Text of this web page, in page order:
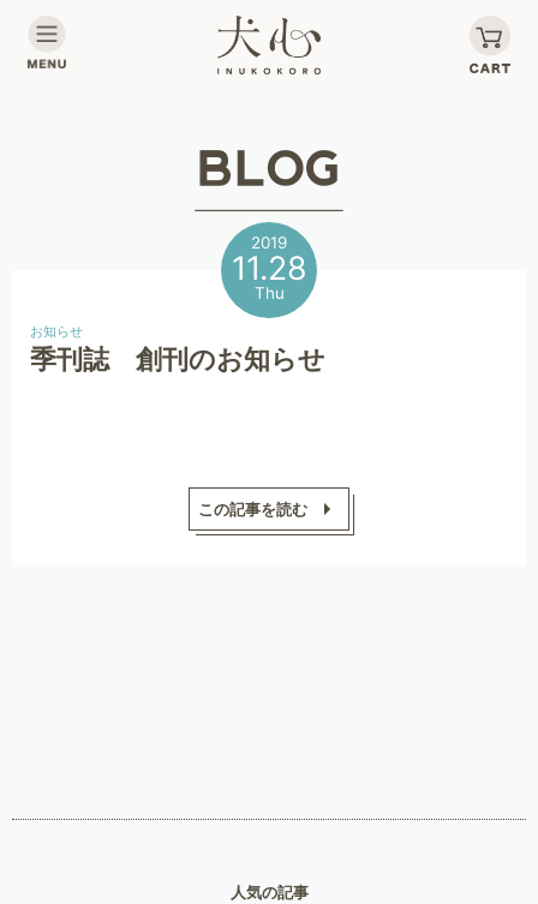
2019
11.28
Thu
お知らせ
季刊誌 創刊のお知らせ
この記事を読む
人気の記事